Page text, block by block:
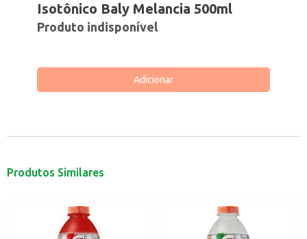
Isotônico Baly Melancia 500ml
Produto indisponível
Adicionar
Produtos Similares